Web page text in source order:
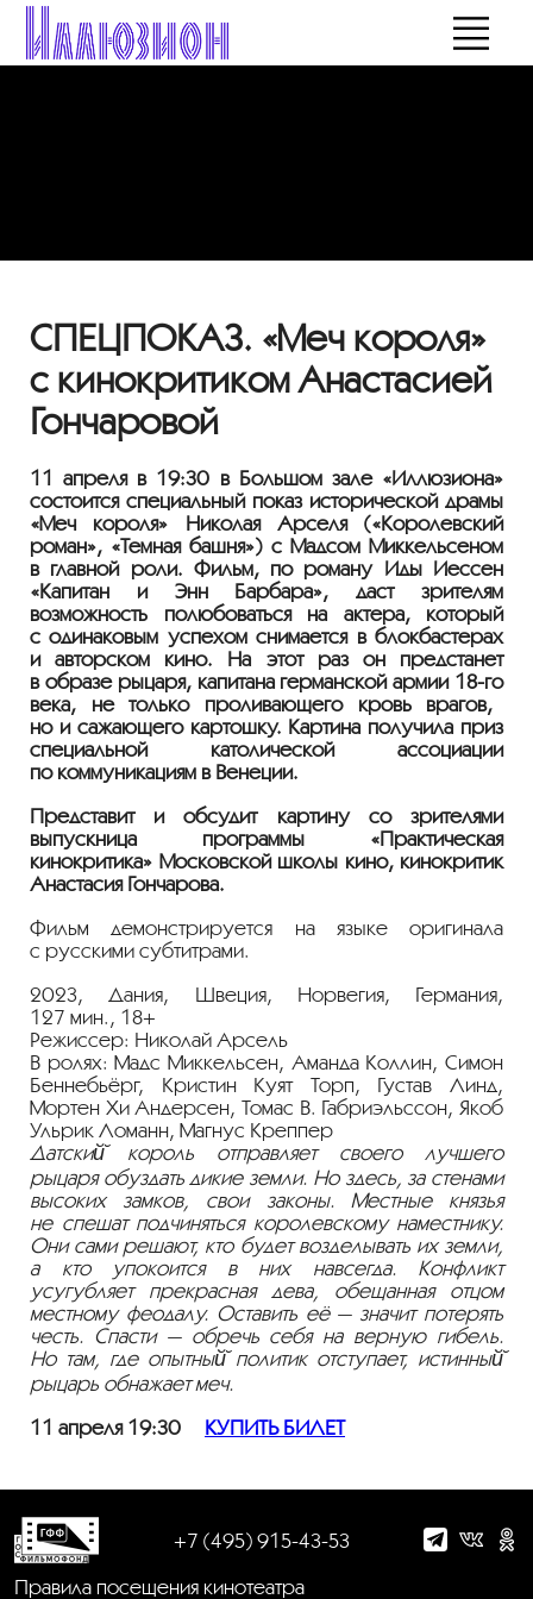
СПЕЦПОКАЗ. «Меч короля»
с кинокритиком Анастасией
Гончаровой
11 апреля в 19:30 в Большом зале «Иллюзиона»
состоится специальный показ исторической драмы
«Меч короля» Николая Арселя («Королевский
роман», «Темная башня») с Мадсом Миккельсеном
в главной роли. Фильм, по роману Иды Иессен
«Капитан и Энн Барбара», даст зрителям
возможность полюбоваться на актера, который
с одинаковым успехом снимается в блокбастерах
и авторском кино. На этот раз он предстанет
в образе рыцаря, капитана германской армии 18-го
века, не только проливающего кровь врагов,
но и сажающего картошку. Картина получила приз
специальной католической ассоциации
по коммуникациям в Венеции.
Представит и обсудит картину со зрителями
выпускница программы «Практическая
кинокритика» Московской школы кино, кинокритик
Анастасия Гончарова.
Фильм демонстрируется на языке оригинала
с русскими субтитрами.
2023, Дания, Швеция, Норвегия, Германия,
127 мин., 18+
Режиссер: Николай Арсель
В ролях: Мадс Миккельсен, Аманда Коллин, Симон
Беннебьёрг, Кристин Куят Торп, Густав Линд,
Мортен Хи Андерсен, Томас В. Габриэльссон, Якоб
Ульрик Ломанн, Магнус Креппер
Датский̆ король отправляет своего лучшего
рыцаря обуздать дикие земли. Но здесь, за стенами
высоких замков, свои законы. Местные князья
не спешат подчиняться королевскому наместнику.
Они сами решают, кто будет возделывать их земли,
а кто упокоится в них навсегда. Конфликт
усугубляет прекрасная дева, обещанная отцом
местному феодалу. Оставить её — значит потерять
честь. Спасти — обречь себя на верную гибель.
Но там, где опытный̆ политик отступает, истинный̆
рыцарь обнажает меч.
11 апреля 19:30 КУПИТЬ БИЛЕТ
+7 (495) 915-43-53
Правила посещения кинотеатра